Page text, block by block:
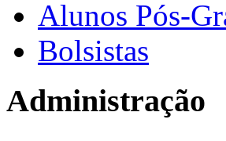
Alunos Pós-
Bolsistas
Administração